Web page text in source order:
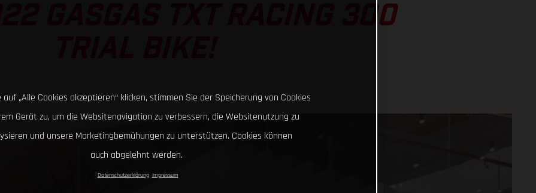
GASGAS TXT RACING 300
auf „Alle Cookies akzeptieren“ klicken, stimmen Sie der Speicherung von Cookies
Gerät zu, um die Websitenavigation zu verbessern, die Websitenutzung zu
und unsere Marketingbemühungen zu unterstützen. Cookies können
auch abgelehnt werden.
Datenschutzerklärung Impressum